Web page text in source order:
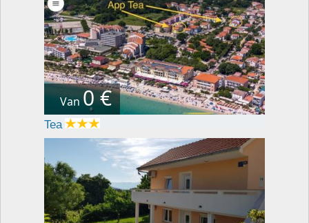
Van0 €
Tea